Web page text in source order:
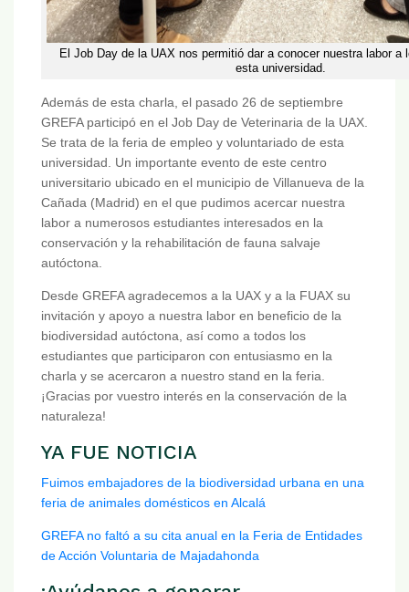
El Job Day de la UAX nos permitió dar a conocer nuestra labor a
esta universidad.
Además de esta charla, el pasado 26 de septiembre
GREFA participó en el Job Day de Veterinaria de la UAX.
Se trata de la feria de empleo y voluntariado de esta
universidad. Un importante evento de este centro
universitario ubicado en el municipio de Villanueva de la
Cañada (Madrid) en el que pudimos acercar nuestra
labor a numerosos estudiantes interesados en la
conservación y la rehabilitación de fauna salvaje
autóctona.
Desde GREFA agradecemos a la UAX y a la FUAX su
invitación y apoyo a nuestra labor en beneficio de la
biodiversidad autóctona, así como a todos los
estudiantes que participaron con entusiasmo en la
charla y se acercaron a nuestro stand en la feria.
¡Gracias por vuestro interés en la conservación de la
naturaleza!
YA FUE NOTICIA
Fuimos embajadores de la biodiversidad urbana en una
feria de animales domésticos en Alcalá
GREFA no faltó a su cita anual en la Feria de Entidades
de Acción Voluntaria de Majadahonda